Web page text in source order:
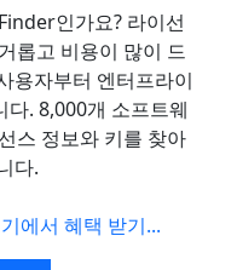
인가요? 라이선
롭고 비용이 많이 드
용자부터 엔터프라이
. 8,000개 소프트웨
스 정보와 키를 찾아
다.
에서 혜택 받기...